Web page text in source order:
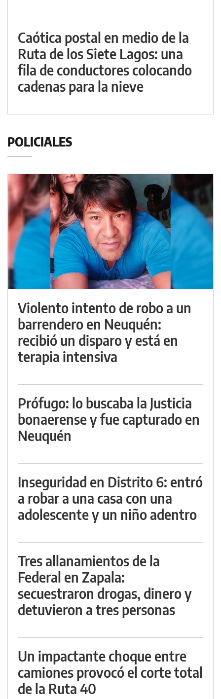
Caótica postal en medio de la
Ruta de los Siete Lagos: una
fila de conductores colocando
cadenas para la nieve
POLICIALES
Violento intento de robo a un
barrendero en Neuquén:
recibió un disparo y está en
terapia intensiva
Prófugo: lo buscaba la Justicia
bonaerense y fue capturado en
Neuquén
Inseguridad en Distrito 6: entró
a robar a una casa con una
adolescente y un niño adentro
Tres allanamientos de la
Federal en Zapala:
secuestraron drogas, dinero y
detuvieron a tres personas
Un impactante choque entre
camiones provocó el corte total
de la Ruta 40